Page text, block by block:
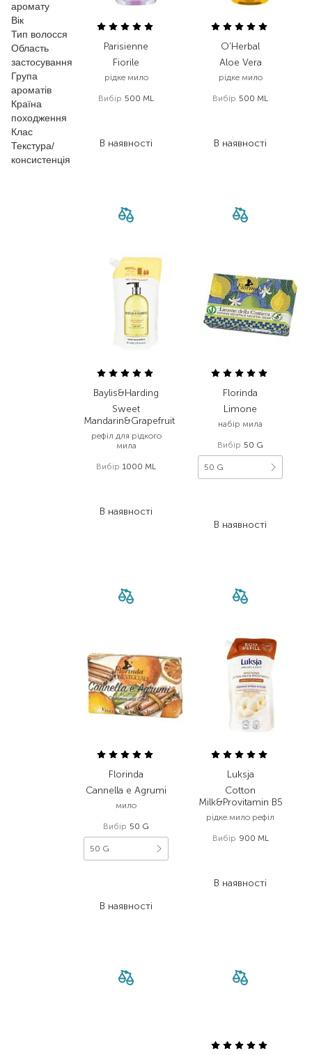
аромату
Вік
Тип волосся
Область
застосування
Група
ароматів
Країна
походження
Клас
Текстура/
консистенція
Parisienne
Fiorile
рідке мило
Вибір 500 ML
В наявності
O'Herbal
Aloe Vera
рідке мило
Вибір 500 ML
В наявності
Baylis&Harding
Sweet
Mandarin&Grapefruit
рефіл для рідкого
мила
Вибір 1000 ML
В наявності
Florinda
Limone
набір мила
Вибір 50 G
50 G
В наявності
Florinda
Cannella e Agrumi
мило
Вибір 50 G
50 G
В наявності
Luksja
Cotton
Milk&Provitamin B5
рідке мило рефіл
Вибір 900 ML
В наявності